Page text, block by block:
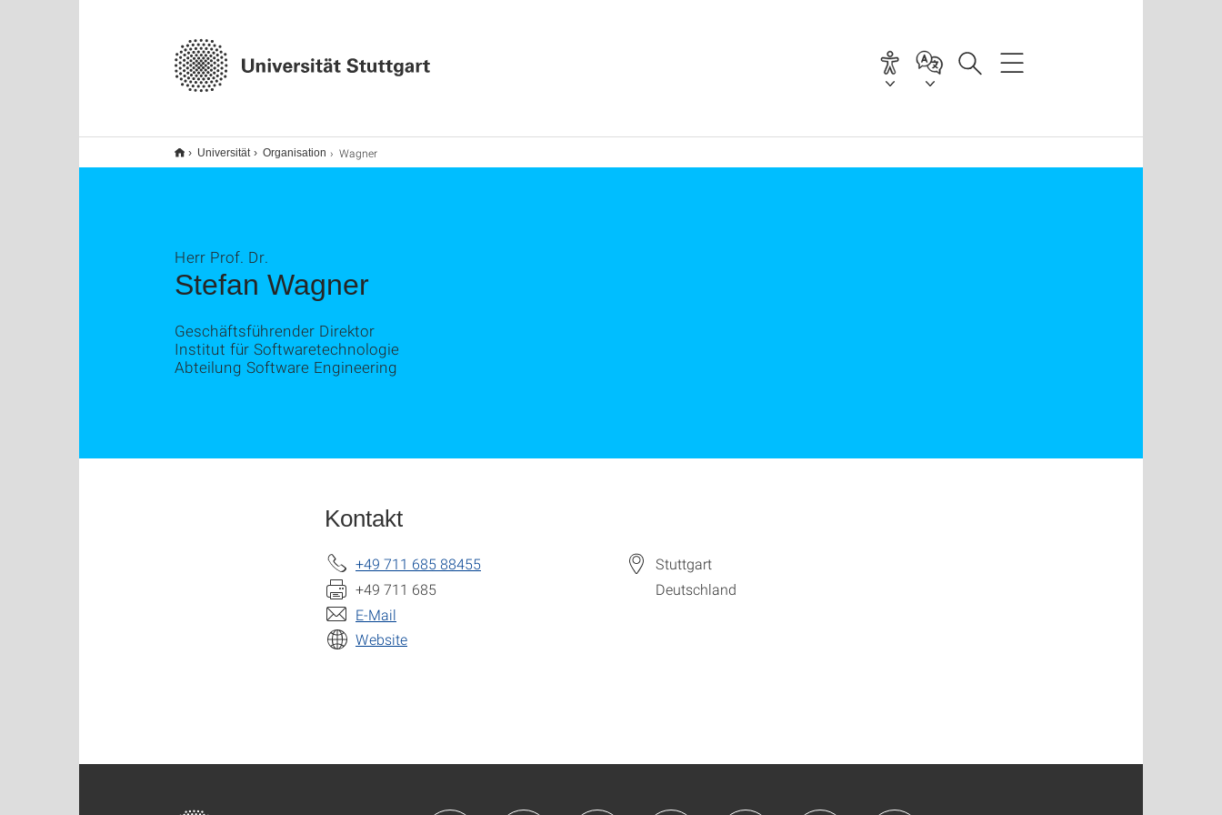
Universität Organisation Wagner
Stefan Wagner
Herr Prof. Dr.
Geschäftsführender Direktor
Institut für Softwaretechnologie
Abteilung Software Engineering
Kontakt
+49 711 685 88455
+49 711 685
E-Mail
Website
Stuttgart
Deutschland